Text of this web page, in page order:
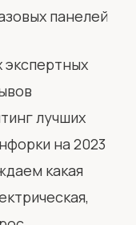
экспертных
лучших
на 2023
какая